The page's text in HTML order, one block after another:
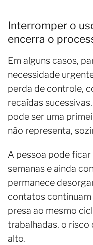
Interromper o
encerra o
Em alguns casos,
necessidade
perda de controle,
recaídas
pode ser uma
não representa,
A pessoa pode ficar
semanas e ainda
permanece
contatos continuam
presa ao mesmo
trabalhadas, o risco
alto.